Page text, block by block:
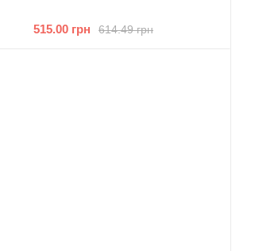
614.49 грн
515.00 грн